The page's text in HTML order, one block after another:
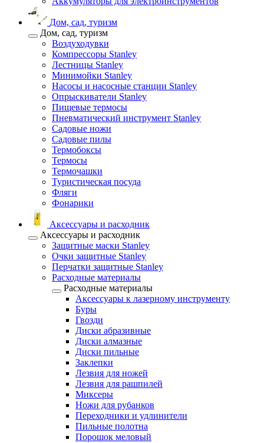
Дом, сад, туризм
Дом, сад, туризм
Воздуходувки
Компрессоры Stanley
Лестницы Stanley
Минимойки Stanley
Насосы и насосные станции Stanley
Опрыскиватели Stanley
Пищевые термосы
Пневматический инструмент Stanley
Садовые ножи
Садовые пилы
Термобоксы
Термосы
Термочашки
Туристическая посуда
Фляги
Фонарики
Аксессуары и расходник
Аксессуары и расходник
Защитные маски Stanley
Очки защитные Stanley
Перчатки защитные Stanley
Расходные материалы
Расходные материалы
Аксессуары к лазерному инструменту
Буры
Гвозди
Диски абразивные
Диски алмазные
Диски пильные
Заклепки
Лезвия для ножей
Лезвия для рашпилей
Миксеры
Ножи для рубанков
Переходники и удлинители
Пильные полотна
Порошок меловый